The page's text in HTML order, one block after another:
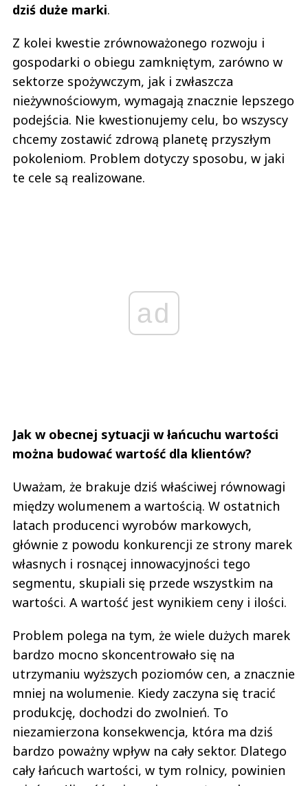
dziś duże marki.
Z kolei kwestie zrównoważonego rozwoju i
gospodarki o obiegu zamkniętym, zarówno w
sektorze spożywczym, jak i zwłaszcza
nieżywnościowym, wymagają znacznie lepszego
podejścia. Nie kwestionujemy celu, bo wszyscy
chcemy zostawić zdrową planetę przyszłym
pokoleniom. Problem dotyczy sposobu, w jaki
te cele są realizowane.
ad
Jak w obecnej sytuacji w łańcuchu wartości
można budować wartość dla klientów?
Uważam, że brakuje dziś właściwej równowagi
między wolumenem a wartością. W ostatnich
latach producenci wyrobów markowych,
głównie z powodu konkurencji ze strony marek
własnych i rosnącej innowacyjności tego
segmentu, skupiali się przede wszystkim na
wartości. A wartość jest wynikiem ceny i ilości.
Problem polega na tym, że wiele dużych marek
bardzo mocno skoncentrowało się na
utrzymaniu wyższych poziomów cen, a znacznie
mniej na wolumenie. Kiedy zaczyna się tracić
produkcję, dochodzi do zwolnień. To
niezamierzona konsekwencja, która ma dziś
bardzo poważny wpływ na cały sektor. Dlatego
cały łańcuch wartości, w tym rolnicy, powinien